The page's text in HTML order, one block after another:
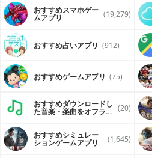
おすすめスマホゲー
ムアプリ (19,279)
おすすめ占いアプリ (912)
おすすめゲームアプリ (75)
おすすめダウンロードし
た音楽・楽曲をオフライ (20)
おすすめシミュレー
ションゲームアプリ (1,645)